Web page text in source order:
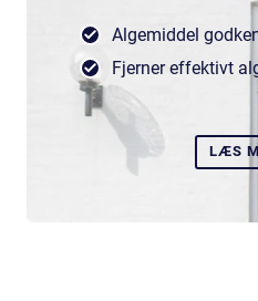
Algemiddel
Fjerner effektivt
LÆS